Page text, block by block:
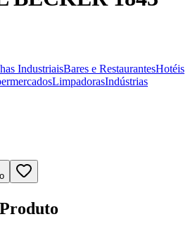
IndustriaisBares e RestaurantesHotéis
LimpadorasIndústrias